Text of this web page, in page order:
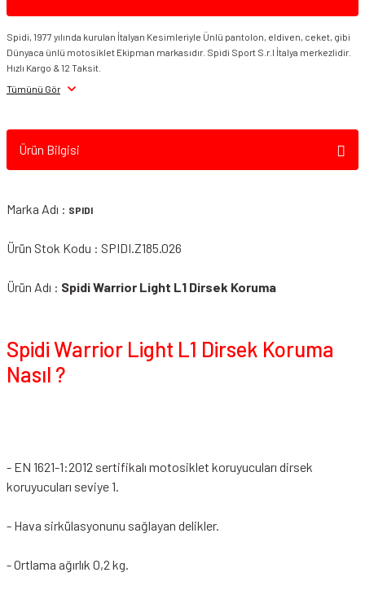
Spidi, 1977 yılında kurulan İtalyan Kesimleriyle Ünlü pantolon, eldiven, ceket, gibi
Dünyaca ünlü motosiklet Ekipman markasıdır. Spidi Sport S.r.l İtalya merkezlidir.
Hızlı Kargo & 12 Taksit.
Tümünü Gör
Ürün Bilgisi
Marka Adı : SPIDI
Ürün Stok Kodu : SPIDI.Z185.026
Ürün Adı : Spidi Warrior Light L1 Dirsek Koruma
Spidi Warrior Light L1 Dirsek Koruma
Nasıl ?
- EN 1621-1:2012 sertifikalı motosiklet koruyucuları dirsek
koruyucuları seviye 1.
- Hava sirkülasyonunu sağlayan delikler.
- Ortlama ağırlık 0,2 kg.